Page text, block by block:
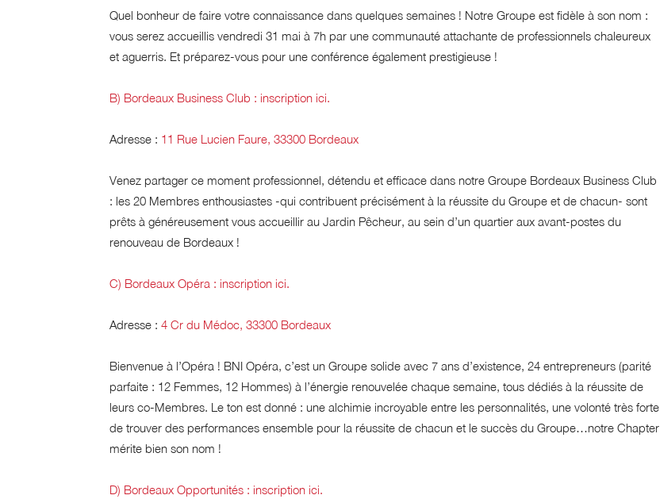
Quel bonheur de faire votre connaissance dans quelques semaines ! Notre Groupe est fidèle à son nom :
vous serez accueillis vendredi 31 mai à 7h par une communauté attachante de professionnels chaleureux
et aguerris. Et préparez-vous pour une conférence également prestigieuse !
B) Bordeaux Business Club : inscription ici.
Adresse : 11 Rue Lucien Faure, 33300 Bordeaux
Venez partager ce moment professionnel, détendu et efficace dans notre Groupe Bordeaux Business Club
: les 20 Membres enthousiastes -qui contribuent précisément à la réussite du Groupe et de chacun- sont
prêts à généreusement vous accueillir au Jardin Pêcheur, au sein d’un quartier aux avant-postes du
renouveau de Bordeaux !
C) Bordeaux Opéra : inscription ici.
Adresse : 4 Cr du Médoc, 33300 Bordeaux
Bienvenue à l’Opéra ! BNI Opéra, c’est un Groupe solide avec 7 ans d’existence, 24 entrepreneurs (parité
parfaite : 12 Femmes, 12 Hommes) à l’énergie renouvelée chaque semaine, tous dédiés à la réussite de
leurs co-Membres. Le ton est donné : une alchimie incroyable entre les personnalités, une volonté très forte
de trouver des performances ensemble pour la réussite de chacun et le succès du Groupe…notre Chapter
mérite bien son nom !
D) Bordeaux Opportunités : inscription ici.